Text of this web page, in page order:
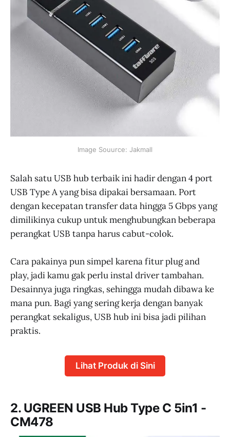
Image Souurce: Jakmall
Salah satu USB hub terbaik ini hadir dengan 4 port
USB Type A yang bisa dipakai bersamaan. Port
dengan kecepatan transfer data hingga 5 Gbps yang
dimilikinya cukup untuk menghubungkan beberapa
perangkat USB tanpa harus cabut-colok.
Cara pakainya pun simpel karena fitur plug and
play, jadi kamu gak perlu instal driver tambahan.
Desainnya juga ringkas, sehingga mudah dibawa ke
mana pun. Bagi yang sering kerja dengan banyak
perangkat sekaligus, USB hub ini bisa jadi pilihan
praktis.
Lihat Produk di Sini
2. UGREEN USB Hub Type C 5in1 -
CM478